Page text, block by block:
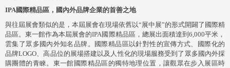
IPA國際精品區，國內外品牌企業的首善之地
與往屆展會類似的是，本屆展會在現場依舊以“展中展”的形式開闢了國際精
品區。東一館作為本屆展會的IPA國際精品區，總展出面積達到6,000平米，
雲集了眾多國內外知名品牌。國際精品區以針對性的宣傳方式、國際化的
品牌LOGO、高品位的展場搭建以及人性化的現場服務受到了眾多國內外採
購團體的青睞。東一館國際精品區的獨特地理位置，讓觀眾在步入展區時